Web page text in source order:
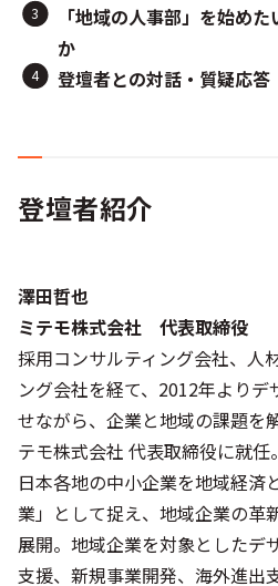
「地域の人事部」を始め
か
登壇者との対話・質疑応答
登壇者紹介
澤田哲也
ミテモ株式会社 代表取締役
採用コンサルティング会社、人
ング会社を経て、2012年より
せながら、企業と地域の課題を
テモ株式会社 代表取締役に就任。
日本各地の中小企業を地域経済
業」として捉え、地域企業の革
展開。地域企業を対象としたデ
支援、新規事業開発、海外進出